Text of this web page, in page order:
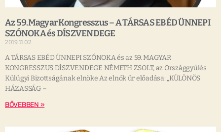
Az 59.Magyar Kongresszus – A TÁRSAS EBÉD ÜNNEPI
SZÓNOKA és DÍSZVENDEGE
2019.11.02.
A TÁRSAS EBÉD ÜNNEPI SZÓNOKA és az 59. MAGYAR
KONGRESSZUS DÍSZVENDEGE NÉMETH ZSOLT, az Országgyűlés
Külügyi Bizottságának elnöke Az elnök úr előadása: „KÜLÖNÖS
HÁZASSÁG –
BŐVEBBEN »